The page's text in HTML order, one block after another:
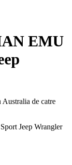
EMU
de catre
Jeep Wrangler